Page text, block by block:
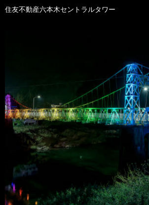
住友不動産六本木セントラルタワー